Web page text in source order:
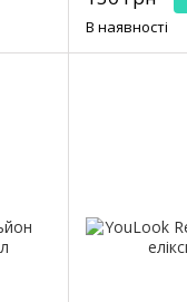
В наявності